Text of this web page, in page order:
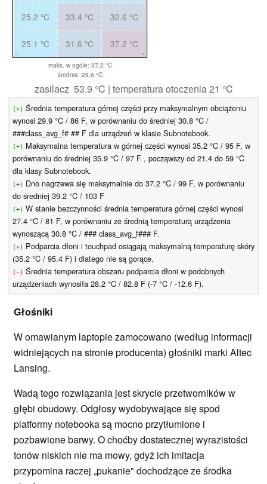
25.2 °C 33.4 °C 32.6 °C
25.1 °C 31.6 °C 37.2 °C
maks. w ogóle: 37.2 °C
średnia: 29.6 °C
zasilacz 53.9 °C | temperatura otoczenia 21 °C
(+) Średnia temperatura górnej części przy maksymalnym obciążeniu
wynosi 29.9 °C / 86 F, w porównaniu do średniej 30.8 °C /
###class_avg_f# ## F dla urządzeń w klasie Subnotebook.
(+) Maksymalna temperatura w górnej części wynosi 35.2 °C / 95 F, w
porównaniu do średniej 35.9 °C / 97 F , począwszy od 21.4 do 59 °C
dla klasy Subnotebook.
(+) Dno nagrzewa się maksymalnie do 37.2 °C / 99 F, w porównaniu
do średniej 39.2 °C / 103 F
(+) W stanie bezczynności średnia temperatura górnej części wynosi
27.4 °C / 81 F, w porównaniu ze średnią temperaturą urządzenia
wynoszącą 30.8 °C / ### class_avg_f### F.
(+) Podparcia dłoni i touchpad osiągają maksymalną temperaturę skóry
(35.2 °C / 95.4 F) i dlatego nie są gorące.
(-) Średnia temperatura obszaru podparcia dłoni w podobnych
urządzeniach wynosiła 28.2 °C / 82.8 F (-7 °C / -12.6 F).
Głośniki
W omawianym laptopie zamocowano (według informacji
widniejących na stronie producenta) głośniki marki Altec
Lansing.
Wadą tego rozwiązania jest skrycie przetworników w
głębi obudowy. Odgłosy wydobywające się spod
platformy notebooka są mocno przytłumione i
pozbawione barwy. O choćby dostatecznej wyrazistości
tonów niskich nie ma mowy, gdyż ich imitacja
przypomina raczej „pukanie" dochodzące ze środka